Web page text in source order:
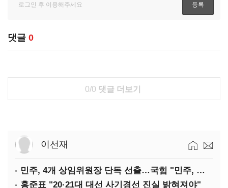
댓글 0
0/0 댓글 더보기
이선재
민주, 4개 상임위원장 단독 선출…국힘 "민주, 협치 무너뜨려"
홍준표 "20·21대 대선 사기경선 진실 밝혀져야"